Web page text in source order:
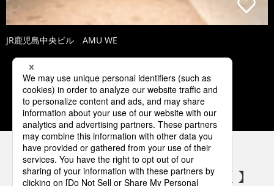
JR鹿児島中央ビル AMU WE
4 5 6 7 8
パナソニックの電気設備 SNSアカウント